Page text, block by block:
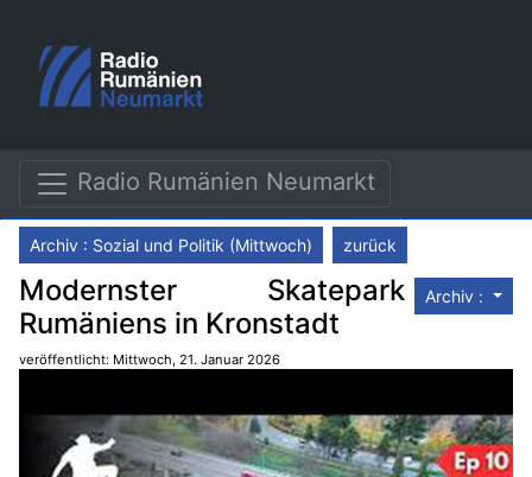
Radio Rumänien Neumarkt
Archiv : Sozial und Politik (Mittwoch) zurück
Archiv :
Modernster Skatepark
Rumäniens in Kronstadt
veröffentlicht: Mittwoch, 21. Januar 2026